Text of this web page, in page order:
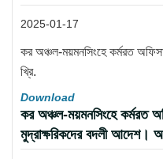
2025-01-17
কর অঞ্চল-ময়মনসিংহে কর্মরত
খ্রি.
Download
কর অঞ্চল-ময়মনসিংহে কর্মরত
মুদ্রাক্ষরিকদের বদলী আদেশ।